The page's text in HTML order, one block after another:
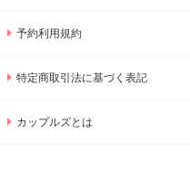
予約利用規約
特定商取引法に基づく表記
カップルズとは